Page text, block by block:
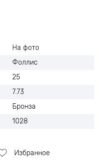
На фото
Фоллис
25
7.73
Бронза
1028
Избранное